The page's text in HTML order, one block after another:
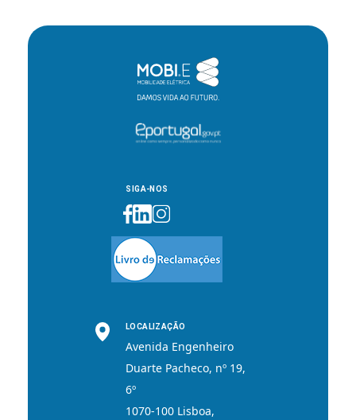
SIGA-NOS
LOCALIZAÇÃO
Avenida Engenheiro
Duarte Pacheco, nº 19,
6º
1070-100 Lisboa,